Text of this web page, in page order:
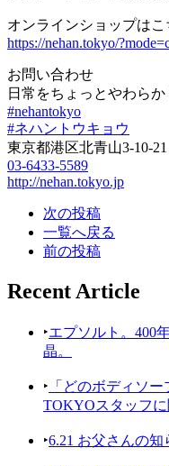
オンラインショップはこ
https://nehan.tokyo/
お問い合わせ
日常をちょっとやわらか
#nehantokyo
#ネハントウキョウ
東京都港区北青山3-10-21
03-6433-5589
http://nehan.tokyo.jp
次の投稿
一覧へ戻る
前の投稿
Recent Article
‣エプソルト。400
晶。
‣ 「どのボディソ
TOKYOスタッフに
‣6.21 お父さんの知